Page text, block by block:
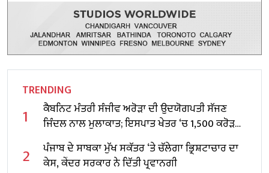
TRENDING
1
ਕੈਬਨਿਟ ਮੰਤਰੀ ਸੰਜੀਵ ਅਰੋੜਾ ਦੀ ਉਦਯੋਗਪਤੀ ਸੱਜਣ
ਜਿੰਦਲ ਨਾਲ ਮੁਲਾਕਾਤ; ਇਸਪਾਤ ਖੇਤਰ ‘ਚ ₹1,500 ਕਰੋੜ
ਨਿਵੇਸ਼ ਦਾ ਐਲਾਨ
2
ਪੰਜਾਬ ਦੇ ਸਾਬਕਾ ਮੁੱਖ ਸਕੱਤਰ ‘ਤੇ ਚੱਲੇਗਾ ਭ੍ਰਿਸ਼ਟਾਚਾਰ ਦਾ
ਕੇਸ, ਕੇਂਦਰ ਸਰਕਾਰ ਨੇ ਦਿੱਤੀ ਪ੍ਰਵਾਨਗੀ